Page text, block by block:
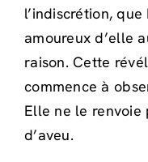
l’indiscrétion,
amoureux d’elle
raison. Cette
commence à
Elle ne le renvoie
d’aveu.